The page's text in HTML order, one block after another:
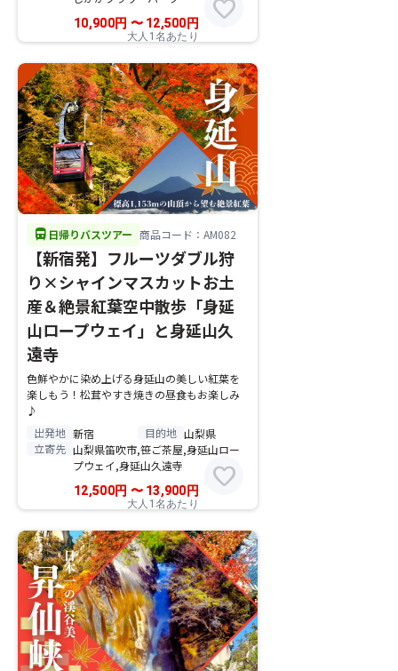
10,900円 〜12,500 円
大人1名あたり
favorite
directions_bus 日帰りバスツアー 商品コード：AM082
【新宿発】フルーツダブル狩
り×シャインマスカットお土
産＆絶景紅葉空中散歩「身延
山ロープウェイ」と身延山久
遠寺
色鮮やかに染め上げる身延山の美しい紅葉を
楽しもう！松茸やすき焼きの昼食もお楽しみ
♪
出発地 新宿 目的地 山梨県
立寄先 山梨県笛吹市,笹ご茶屋,身延山ロー
プウェイ,身延山久遠寺
12,500円 〜13,900 円
大人1名あたり
favorite